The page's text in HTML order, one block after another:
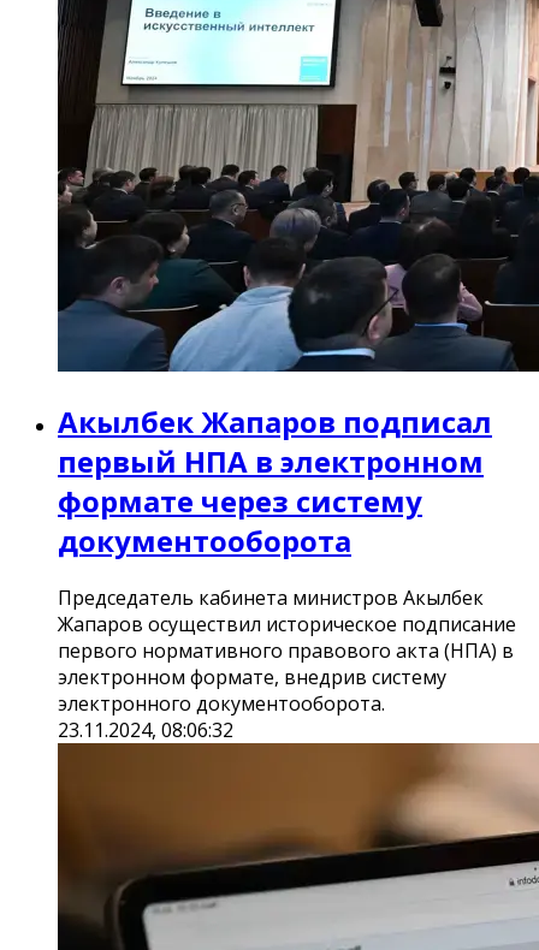
Акылбек Жапаров подписал
первый НПА в электронном
формате через систему
документооборота
Председатель кабинета министров Акылбек
Жапаров осуществил историческое подписание
первого нормативного правового акта (НПА) в
электронном формате, внедрив систему
электронного документооборота.
23.11.2024, 08:06:32